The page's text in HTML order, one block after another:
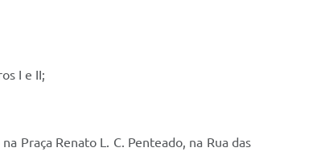
I e II;
Praça Renato L. C. Penteado, na Rua das